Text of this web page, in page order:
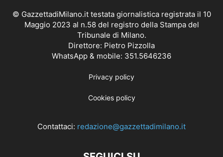
© GazzettadiMilano.it testata giornalistica registrata il 10
Maggio 2023 al n.58 del registro della Stampa del
Tribunale di Milano.
Direttore: Pietro Pizzolla
WhatsApp & mobile: 351.5646236
Privacy policy
Cookies policy
Contattaci: redazione@gazzettadimilano.it